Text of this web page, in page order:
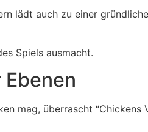
lädt auch zu einer
Spiels ausmacht.
mag, überrascht “Chickens